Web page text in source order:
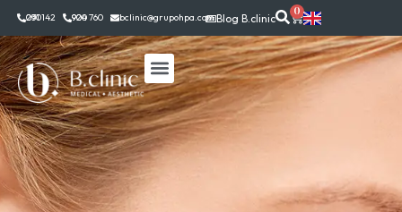
291 142 030 924 760 900 bclinic@grupohpa.comBlog B.clinic
0